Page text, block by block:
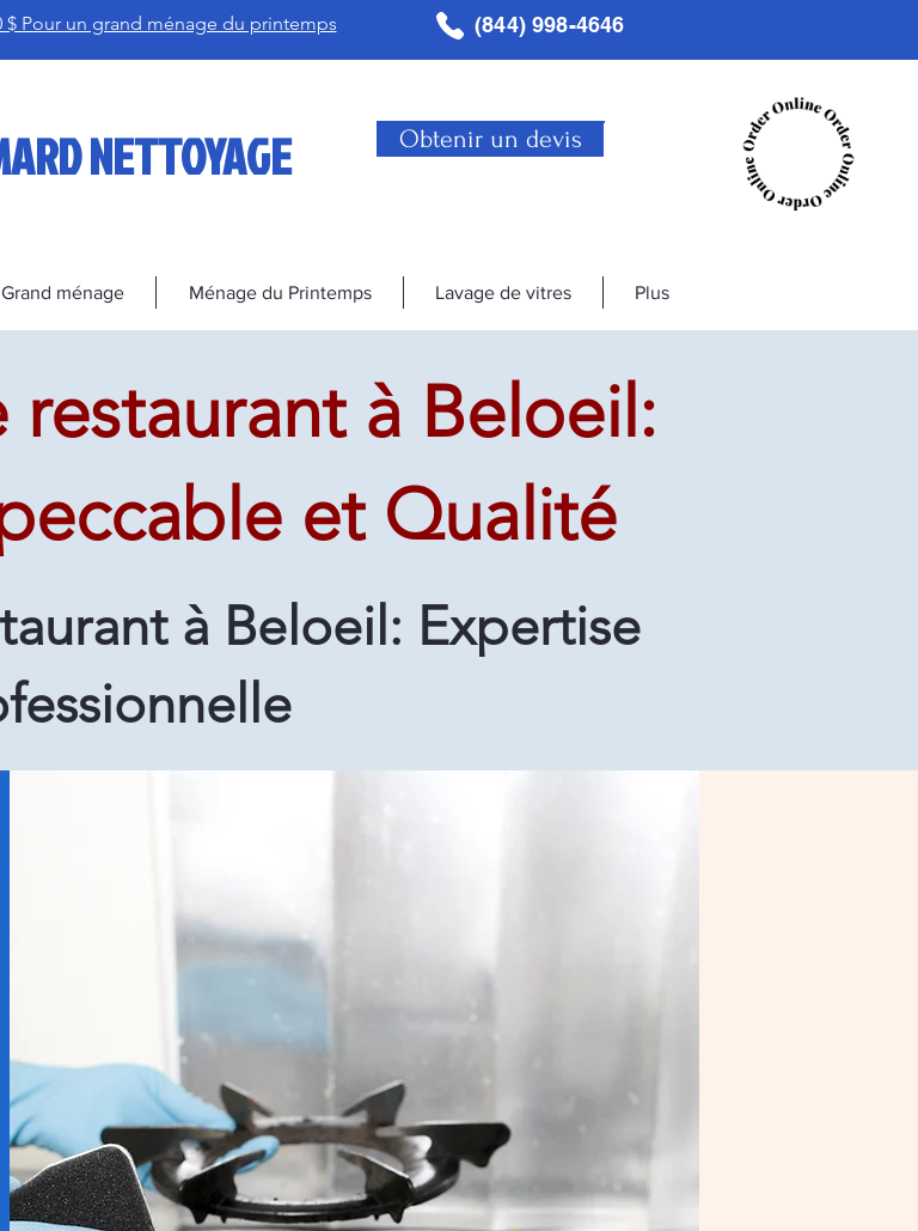
$ Pour un grand ménage du printemps (844) 998-4646
NETTOYAGE Obtenir un devis
Grand ménage Ménage du Printemps Lavage de vitres Plus
à Beloeil:
et Qualité
à Beloeil: Expertise